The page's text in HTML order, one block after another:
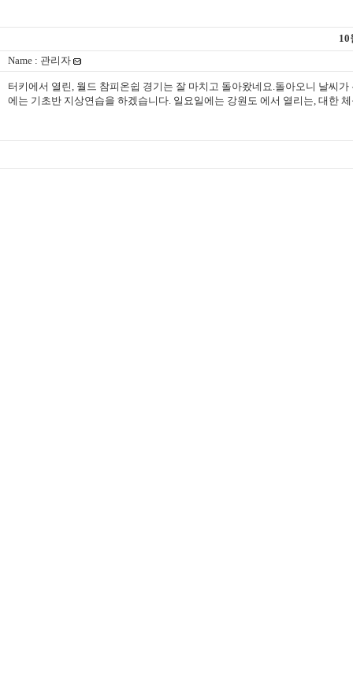
10
Name : 관리자
터키에서 열린, 월드 참피온쉽 경기는 잘 마치고 돌아왔네요.돌아오니 날씨
에는 기초반 지상연습을 하겠습니다. 일요일에는 강원도 에서 열리는, 대한